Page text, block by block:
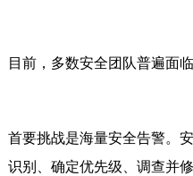
目前，多数安全团队普遍面
首要挑战是海量安全告警。
识别、确定优先级、调查并